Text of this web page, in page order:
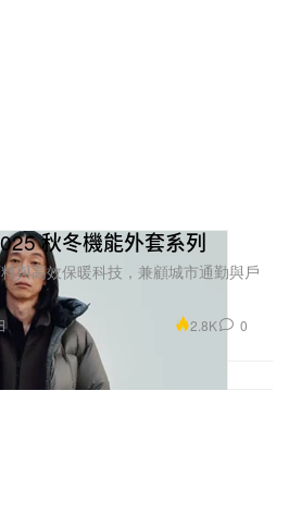
秋冬機能外套系列
與高效保暖科技，兼顧城市通勤與戶
2.8K 0